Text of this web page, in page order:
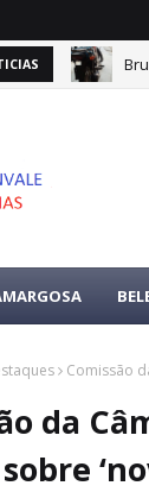
Comissão
da